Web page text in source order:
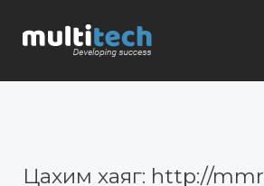
Цахим хаяг: http://